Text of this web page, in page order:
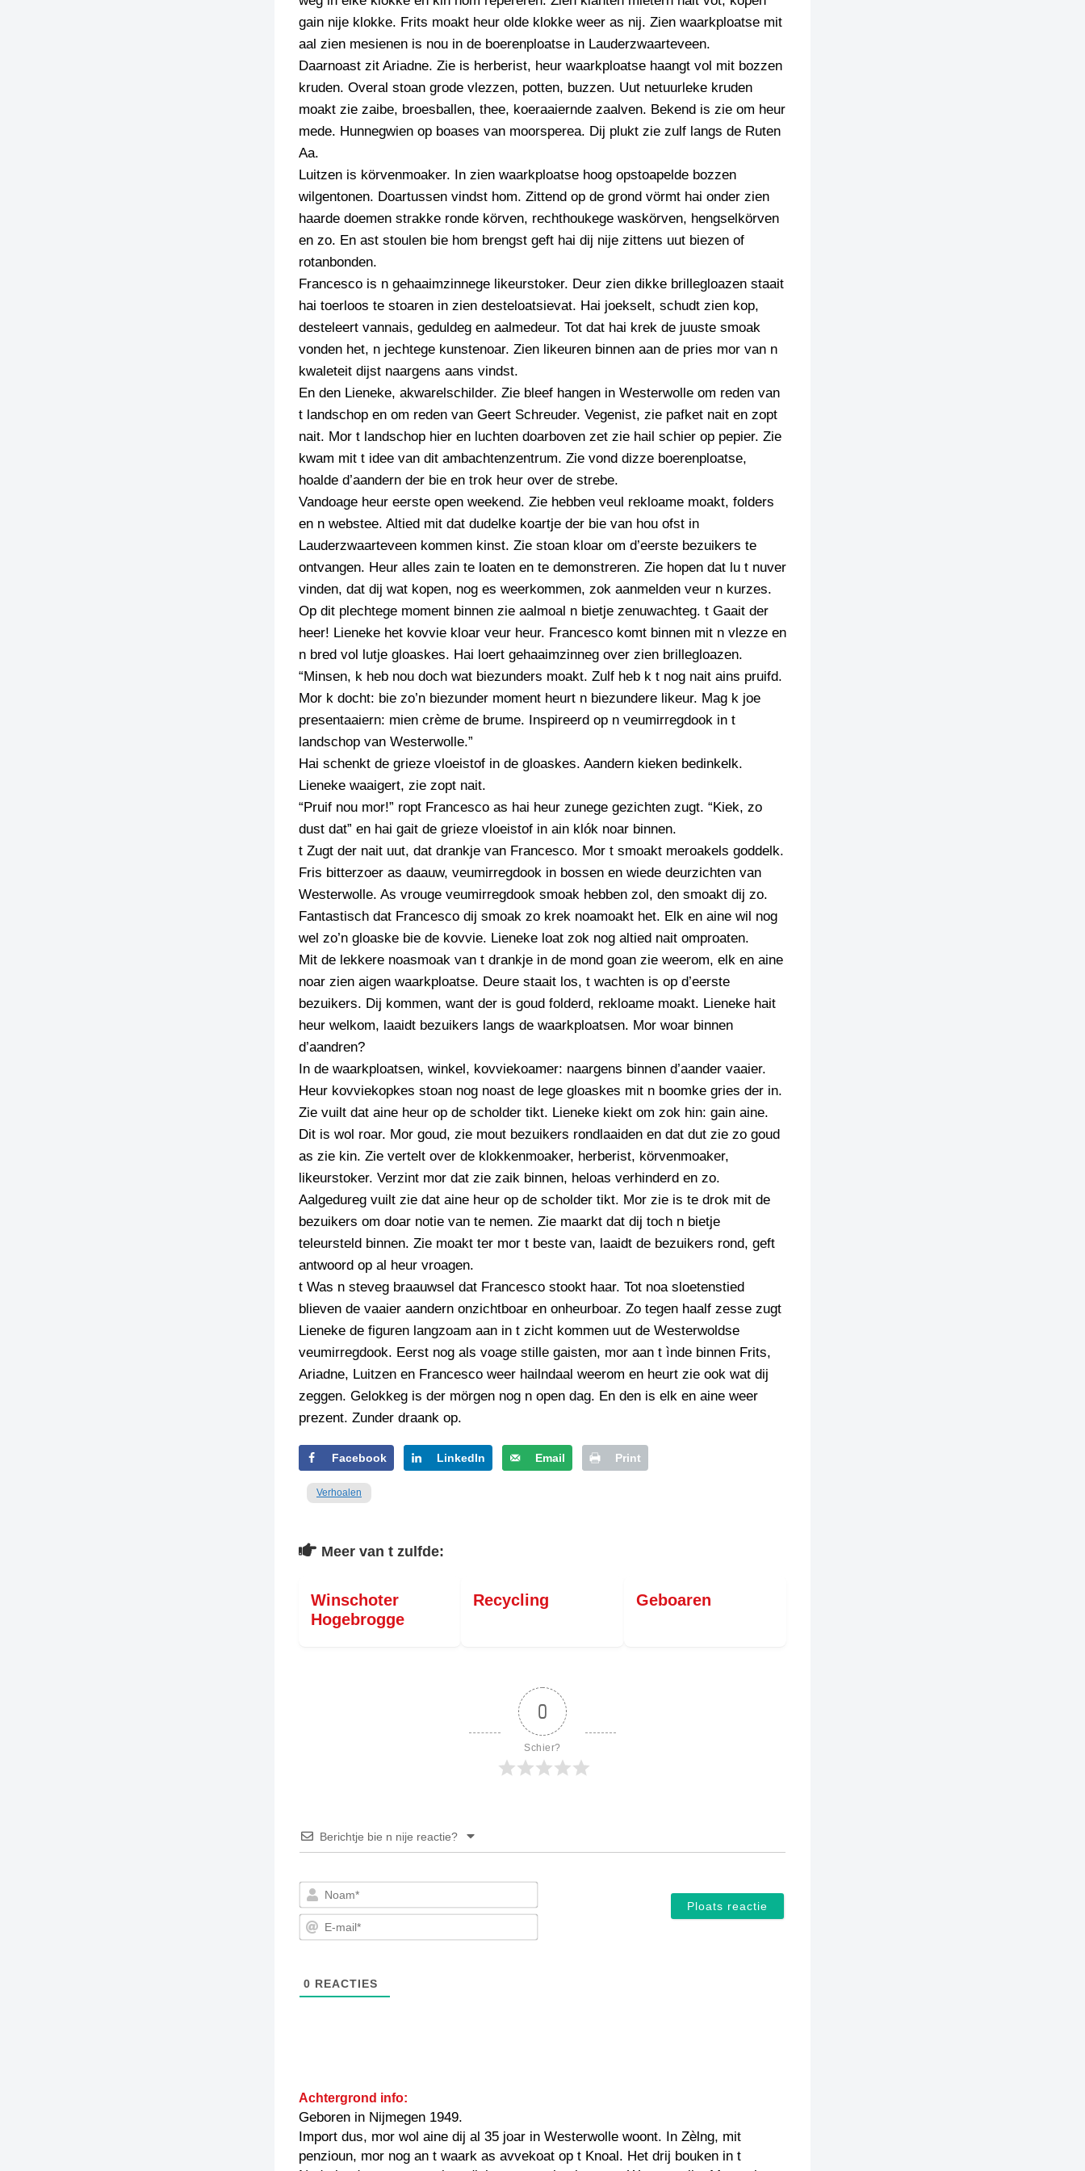
TIEDSCHRIFT
KREUZE
VERHOALEN
gain nije klokke. Frits moakt heur olde klokke weer as nij. Zien waarkploatse mit
aal zien mesienen is nou in de boerenploatse in Lauderzwaarteveen.
Daarnoast zit Ariadne. Zie is herberist, heur waarkploatse haangt vol mit bozzen
kruden. Overal stoan grode vlezzen, potten, buzzen. Uut netuurleke kruden
moakt zie zaibe, broesballen, thee, koeraaiernde zaalven. Bekend is zie om heur
mede. Hunnegwien op boases van moorsperea. Dij plukt zie zulf langs de Ruten
Aa.
Luitzen is körvenmoaker. In zien waarkploatse hoog opstoapelde bozzen
wilgentonen. Doartussen vindst hom. Zittend op de grond vörmt hai onder zien
haarde doemen strakke ronde körven, rechthoukege waskörven, hengselkörven
en zo. En ast stoulen bie hom brengst geft hai dij nije zittens uut biezen of
rotanbonden.
Francesco is n gehaaimzinnege likeurstoker. Deur zien dikke brillegloazen staait
hai toerloos te stoaren in zien desteloatsievat. Hai joekselt, schudt zien kop,
desteleert vannais, geduldeg en aalmedeur. Tot dat hai krek de juuste smoak
vonden het, n jechtege kunstenoar. Zien likeuren binnen aan de pries mor van n
kwaleteit dijst naargens aans vindst.
En den Lieneke, akwarelschilder. Zie bleef hangen in Westerwolle om reden van
t landschop en om reden van Geert Schreuder. Vegenist, zie pafket nait en zopt
nait. Mor t landschop hier en luchten doarboven zet zie hail schier op pepier. Zie
kwam mit t idee van dit ambachtenzentrum. Zie vond dizze boerenploatse,
hoalde d’aandern der bie en trok heur over de strebe.
Vandoage heur eerste open weekend. Zie hebben veul rekloame moakt, folders
en n webstee. Altied mit dat dudelke koartje der bie van hou ofst in
Lauderzwaarteveen kommen kinst. Zie stoan kloar om d’eerste bezuikers te
ontvangen. Heur alles zain te loaten en te demonstreren. Zie hopen dat lu t nuver
vinden, dat dij wat kopen, nog es weerkommen, zok aanmelden veur n kurzes.
Op dit plechtege moment binnen zie aalmoal n bietje zenuwachteg. t Gaait der
heer! Lieneke het kovvie kloar veur heur. Francesco komt binnen mit n vlezze en
n bred vol lutje gloaskes. Hai loert gehaaimzinneg over zien brillegloazen.
“Minsen, k heb nou doch wat biezunders moakt. Zulf heb k t nog nait ains pruifd.
Mor k docht: bie zo’n biezunder moment heurt n biezundere likeur. Mag k joe
presentaaiern: mien crème de brume. Inspireerd op n veumirregdook in t
landschop van Westerwolle.”
Hai schenkt de grieze vloeistof in de gloaskes. Aandern kieken bedinkelk.
Lieneke waaigert, zie zopt nait.
“Pruif nou mor!” ropt Francesco as hai heur zunege gezichten zugt. “Kiek, zo
dust dat” en hai gait de grieze vloeistof in ain klók noar binnen.
t Zugt der nait uut, dat drankje van Francesco. Mor t smoakt meroakels goddelk.
Fris bitterzoer as daauw, veumirregdook in bossen en wiede deurzichten van
Westerwolle. As vrouge veumirregdook smoak hebben zol, den smoakt dij zo.
Fantastisch dat Francesco dij smoak zo krek noamoakt het. Elk en aine wil nog
wel zo’n gloaske bie de kovvie. Lieneke loat zok nog altied nait omproaten.
Mit de lekkere noasmoak van t drankje in de mond goan zie weerom, elk en aine
noar zien aigen waarkploatse. Deure staait los, t wachten is op d’eerste
bezuikers. Dij kommen, want der is goud folderd, rekloame moakt. Lieneke hait
heur welkom, laaidt bezuikers langs de waarkploatsen. Mor woar binnen
d’aandren?
In de waarkploatsen, winkel, kovviekoamer: naargens binnen d’aander vaaier.
Heur kovviekopkes stoan nog noast de lege gloaskes mit n boomke gries der in.
Zie vuilt dat aine heur op de scholder tikt. Lieneke kiekt om zok hin: gain aine.
Dit is wol roar. Mor goud, zie mout bezuikers rondlaaiden en dat dut zie zo goud
as zie kin. Zie vertelt over de klokkenmoaker, herberist, körvenmoaker,
likeurstoker. Verzint mor dat zie zaik binnen, heloas verhinderd en zo.
Aalgedureg vuilt zie dat aine heur op de scholder tikt. Mor zie is te drok mit de
bezuikers om doar notie van te nemen. Zie maarkt dat dij toch n bietje
teleursteld binnen. Zie moakt ter mor t beste van, laaidt de bezuikers rond, geft
antwoord op al heur vroagen.
t Was n steveg braauwsel dat Francesco stookt haar. Tot noa sloetenstied
blieven de vaaier aandern onzichtboar en onheurboar. Zo tegen haalf zesse zugt
Lieneke de figuren langzoam aan in t zicht kommen uut de Westerwoldse
veumirregdook. Eerst nog als voage stille gaisten, mor aan t ìnde binnen Frits,
Ariadne, Luitzen en Francesco weer hailndaal weerom en heurt zie ook wat dij
zeggen. Gelokkeg is der mörgen nog n open dag. En den is elk en aine weer
prezent. Zunder draank op.
Facebook LinkedIn Email Print
Verhoalen
Meer van t zulfde:
Winschoter
Hogebrogge
Recycling Geboaren
0
Schier?
Berichtje bie n nije reactie?
Noam*
E-
0 REACTIES
Achtergrond info:
Geboren in Nijmegen 1949.
Import dus, mor wol aine dij al 35 joar in Westerwolle woont. In Zèlng, mit
penzioun, mor nog an t waark as avvekoat op t Knoal. Het drij bouken in t